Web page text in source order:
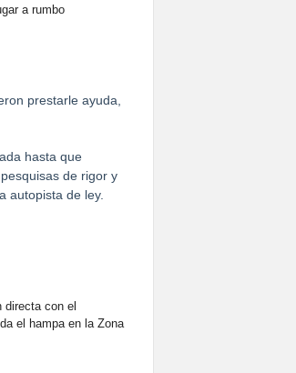
a rumbo
prestarle ayuda,
hasta que
de rigor y
autopista de ley.
directa con el
el hampa en la Zona